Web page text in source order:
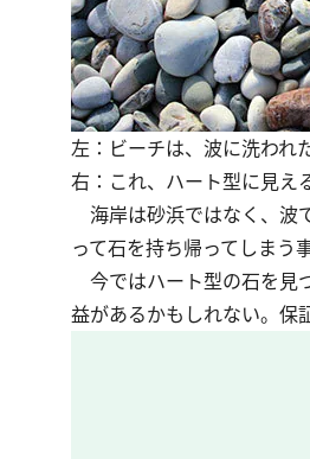
左：ビーチは、波に洗われ
右：これ、ハート型に見え
海岸は砂浜ではなく、波
って石を持ち帰ってしまう
今ではハート型の石を見
益があるかもしれない。保